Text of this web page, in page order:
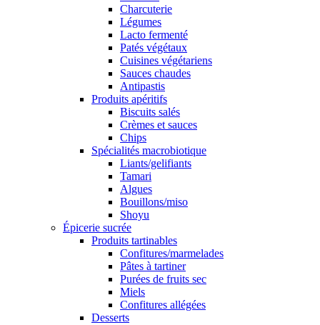
Charcuterie
Légumes
Lacto fermenté
Patés végétaux
Cuisines végétariens
Sauces chaudes
Antipastis
Produits apéritifs
Biscuits salés
Crèmes et sauces
Chips
Spécialités macrobiotique
Liants/gelifiants
Tamari
Algues
Bouillons/miso
Shoyu
Épicerie sucrée
Produits tartinables
Confitures/marmelades
Pâtes à tartiner
Purées de fruits sec
Miels
Confitures allégées
Desserts